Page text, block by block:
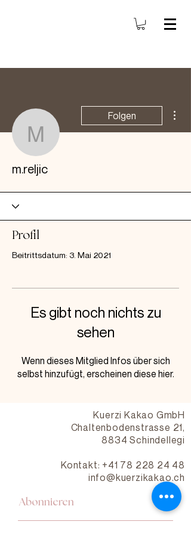
m.reljic
Folgen
m.reljic
Profil
Beitrittsdatum: 3. Mai 2021
Es gibt noch nichts zu
sehen
Wenn dieses Mitglied Infos über sich
selbst hinzufügt, erscheinen diese hier.
Kuerzi Kakao GmbH
Chaltenbodenstrasse 21,
8834 Schindellegi
Kontakt: +41 78 228 24 48
info@kuerzikakao.ch
Abonnieren